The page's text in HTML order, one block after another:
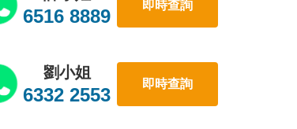
6516 8889
即時查詢
劉小姐
6332 2553
即時查詢